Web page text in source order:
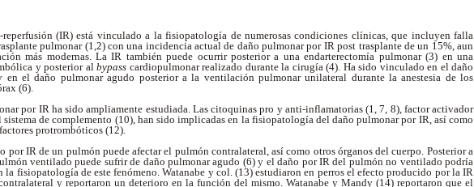
(IR) está vinculado a la fisiopatología de numerosas condiciones clínicas, que incluyen falla
pulmonar (1,2) con una incidencia actual de daño pulmonar por IR post trasplante de un 15%, aun
más modernas. La IR también puede ocurrir posterior a una endarterectomía pulmonar (3) en una
y posterior al bypass cardiopulmonar realizado durante la cirugía (4). Ha sido vinculado en el daño
en el daño pulmonar agudo posterior a la ventilación pulmonar unilateral durante la anestesia de los
(6).
por IR ha sido ampliamente estudiada. Las citoquinas pro y anti-inflamatorias (1, 7, 8), factor activador
de complemento (10), han sido implicadas en la fisiopatología del daño pulmonar por IR, así como
protrombóticos (12).
por IR de un pulmón puede afectar el pulmón contralateral, así como otros órganos del cuerpo. Posterior a
ventilado puede sufrir de daño pulmonar agudo (6) y el daño por IR del pulmón no ventilado podría
la fisiopatología de este fenómeno. Watanabe y col. (13) estudiaron en perros el efecto producido por la IR
y reportaron un deterioro en la función del mismo. Watanabe y Mandy (14) reportaron que el